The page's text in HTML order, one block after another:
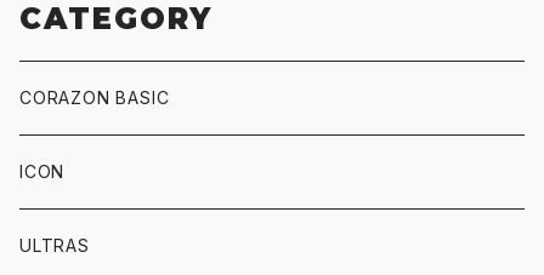
CATEGORY
CORAZON BASIC
ICON
ULTRAS